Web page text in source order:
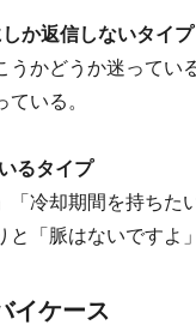
か返信しないタイプ
うかどうか迷ってい
いる。
るタイプ
「冷却期間を持ち
「脈はないですよ
イケース